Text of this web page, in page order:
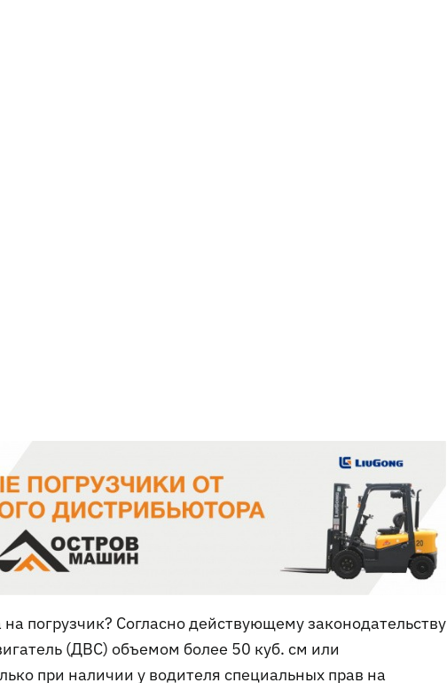
погрузчик? Согласно действующему законодательству
(ДВС) объемом более 50 куб. см или
при наличии у водителя специальных прав на